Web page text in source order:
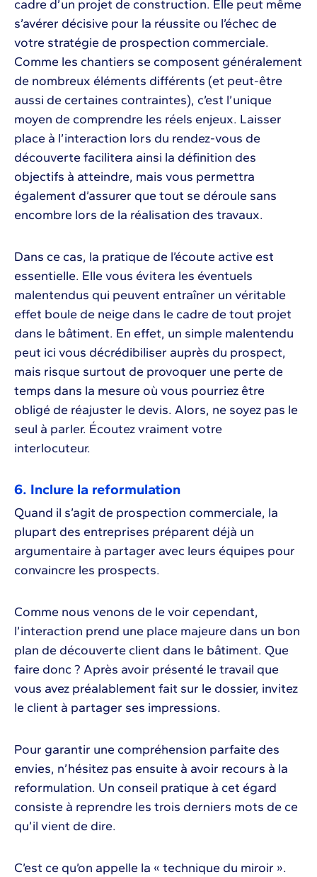
cadre d’un projet de construction. Elle peut même
s’avérer décisive pour la réussite ou l’échec de
votre stratégie de prospection commerciale.
Comme les chantiers se composent généralement
de nombreux éléments différents (et peut-être
aussi de certaines contraintes), c’est l’unique
moyen de comprendre les réels enjeux. Laisser
place à l’interaction lors du rendez-vous de
découverte facilitera ainsi la définition des
objectifs à atteindre, mais vous permettra
également d’assurer que tout se déroule sans
encombre lors de la réalisation des travaux.
Dans ce cas, la pratique de l’écoute active est
essentielle. Elle vous évitera les éventuels
malentendus qui peuvent entraîner un véritable
effet boule de neige dans le cadre de tout projet
dans le bâtiment. En effet, un simple malentendu
peut ici vous décrédibiliser auprès du prospect,
mais risque surtout de provoquer une perte de
temps dans la mesure où vous pourriez être
obligé de réajuster le devis. Alors, ne soyez pas le
seul à parler. Écoutez vraiment votre
interlocuteur.
6. Inclure la reformulation
Quand il s’agit de prospection commerciale, la
plupart des entreprises préparent déjà un
argumentaire à partager avec leurs équipes pour
convaincre les prospects.
Comme nous venons de le voir cependant,
l’interaction prend une place majeure dans un bon
plan de découverte client dans le bâtiment. Que
faire donc ? Après avoir présenté le travail que
vous avez préalablement fait sur le dossier, invitez
le client à partager ses impressions.
Pour garantir une compréhension parfaite des
envies, n’hésitez pas ensuite à avoir recours à la
reformulation. Un conseil pratique à cet égard
consiste à reprendre les trois derniers mots de ce
qu’il vient de dire.
C’est ce qu’on appelle la « technique du miroir ».